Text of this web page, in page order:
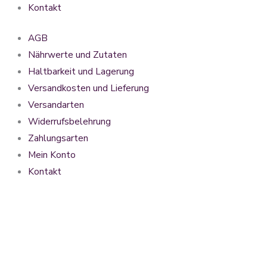
Kontakt
AGB
Nährwerte und Zutaten
Haltbarkeit und Lagerung
Versandkosten und Lieferung
Versandarten
Widerrufsbelehrung
Zahlungsarten
Mein Konto
Kontakt